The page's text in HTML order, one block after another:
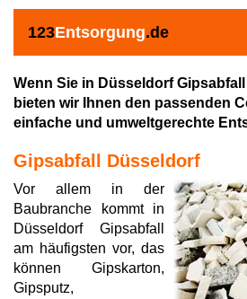
123Entsorgung.de
Wenn Sie in Düsseldorf
bieten wir Ihnen den passenden
einfache und umweltgerechte
Gipsabfall Düsseldorf
Vor allem in der
Baubranche kommt in
Düsseldorf Gipsabfall
am häufigsten vor, das
können Gipskarton,
Gipsputz,